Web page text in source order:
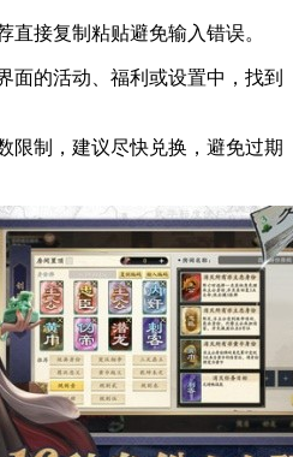
接复制粘贴避免输入错误。
的活动、福利或设置中，找到
制，建议尽快兑换，避免过期